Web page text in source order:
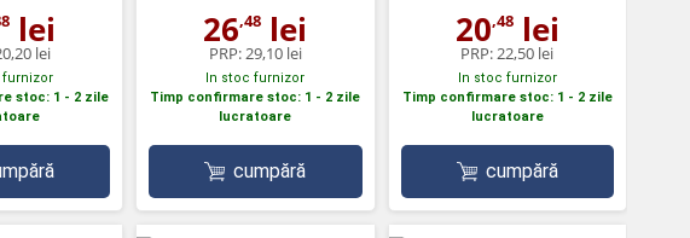
lei
lei
furnizor
stoc: 1 - 2 zile
26,48 lei
PRP:29,10 lei
In stoc furnizor
Timp confirmare stoc: 1 - 2 zile
lucratoare
cumpără
20,48lei
PRP:22,50 lei
In stoc furnizor
Timp confirmare stoc: 1 - 2 zile
lucratoare
cumpără